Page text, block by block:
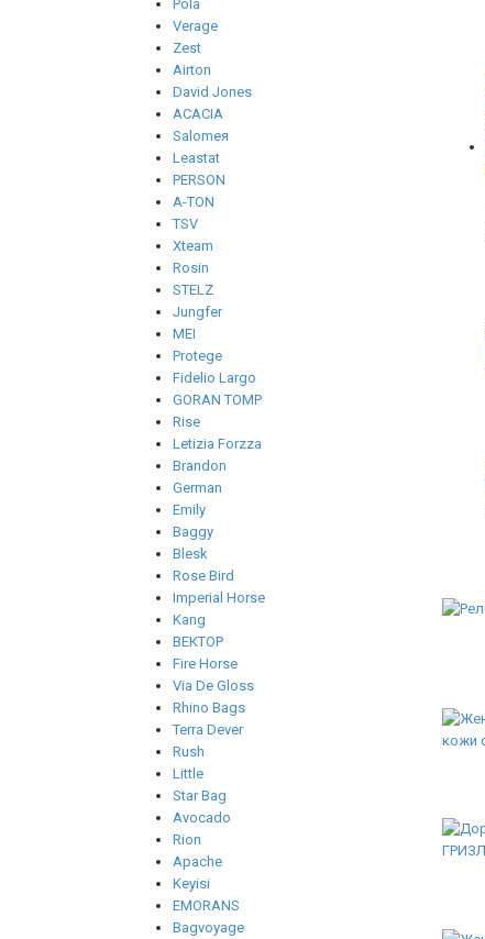
Pola
Verage
Zest
Airton
David Jones
ACACIA
Salomeя
Leastat
PERSON
A-TON
TSV
Xteam
Rosin
STELZ
Jungfer
MEI
Protege
Fidelio Largo
GORAN TOMP
Rise
Letizia Forzza
Brandon
German
Emily
Baggy
Blesk
Rose Bird
Imperial Horse
Kang
ВЕКТОР
Fire Horse
Via De Gloss
Rhino Bags
Terra Dever
Rush
Little
Star Bag
Avocado
Rion
Apache
Keyisi
EMORANS
Bagvoyage